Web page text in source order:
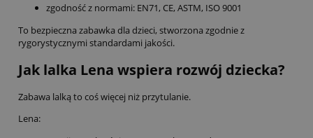
zgodność z normami: EN71, CE, ASTM, ISO 9001
To bezpieczna zabawka dla dzieci, stworzona zgodnie z
rygorystycznymi standardami jakości.
Jak lalka Lena wspiera rozwój dziecka?
Zabawa lalką to coś więcej niż przytulanie.
Lena: